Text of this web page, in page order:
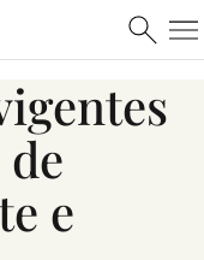
e